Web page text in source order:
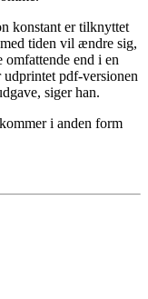
konstant er tilknyttet
tiden vil ændre sig,
end i en
udprintet pdf-versionen
siger han.
i anden form